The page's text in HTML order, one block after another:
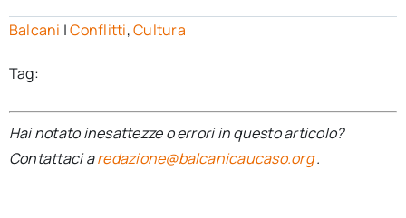
Balcani |Conflitti,Cultura
Tag:
Hai notato inesattezze o errori in questo articolo?
Contattaci aredazione@balcanicaucaso.org.